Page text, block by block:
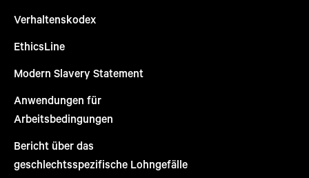
Verhaltenskodex
EthicsLine
Modern Slavery Statement
Anwendungen für
Arbeitsbedingungen
Bericht über das
geschlechtsspezifische Lohngefälle